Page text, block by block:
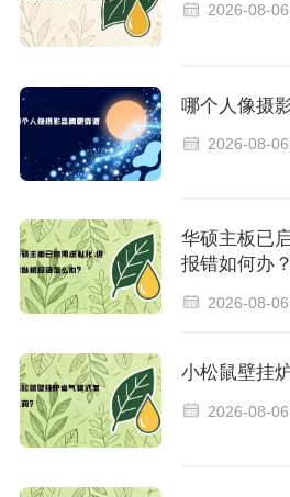
2026-08-06
哪个人像摄
2026-08-06
华硕主板已
报错如何办？
2026-08-06
小松鼠壁挂
2026-08-06